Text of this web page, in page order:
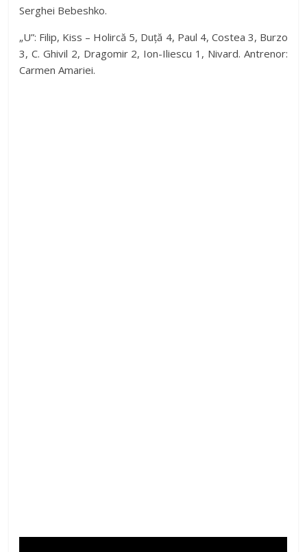
Serghei Bebeshko.
„U”: Filip, Kiss – Holircă 5, Duță 4, Paul 4, Costea 3, Burzo
3, C. Ghivil 2, Dragomir 2, Ion-Iliescu 1, Nivard. Antrenor:
Carmen Amariei.